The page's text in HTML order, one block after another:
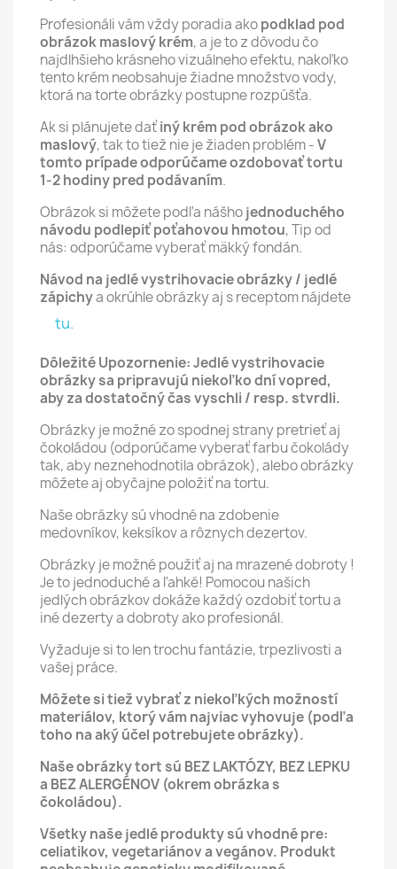
Profesionáli vám vždy poradia akopodklad pod
obrázok maslový krém, a je to z dôvodu čo
najdlhšieho krásneho vizuálneho efektu, nakoľko
tento krém neobsahuje žiadne množstvo vody,
ktorá na torte obrázky postupne rozpúšťa.
Ak si plánujete daťiný krém pod obrázok ako
maslový, tak to tiež nie je žiaden problém -V
tomto prípade odporúčame ozdobovať tortu
1-2 hodiny pred podávaním.
Obrázok si môžete podľa nášhojednoduchého
návodu podlepiť poťahovou hmotou, Tip od
nás: odporúčame vyberať mäkký fondán.
Návod na jedlé vystrihovacie obrázky / jedlé
zápichya okrúhle obrázky aj s receptom nájdete
tu.
Dôležité Upozornenie: Jedlé vystrihovacie
obrázky sa pripravujú niekoľko dní vopred,
aby za dostatočný čas vyschli / resp. stvrdli.
Obrázky je možné zo spodnej strany pretrieť aj
čokoládou (odporúčame vyberať farbu čokolády
tak, aby neznehodnotila obrázok), alebo obrázky
môžete aj obyčajne položiť na tortu.
Naše obrázky sú vhodné na zdobenie
medovníkov, keksíkov a rôznych dezertov.
Obrázky je možné použiť aj na mrazené dobroty !
Je to jednoduché a ľahké! Pomocou našich
jedlých obrázkov dokáže každý ozdobiť tortu a
iné dezerty a dobroty ako profesionál.
Vyžaduje si to len trochu fantázie, trpezlivosti a
vašej práce.
Môžete si tiež vybrať z niekoľkých možností
materiálov, ktorý vám najviac vyhovuje (podľa
toho na aký účel potrebujete obrázky).
Naše obrázky tort sú BEZ LAKTÓZY, BEZ LEPKU
a BEZ ALERGÉNOV (okrem obrázka s
čokoládou).
Všetky naše jedlé produkty sú vhodné pre:
celiatikov, vegetariánov a vegánov. Produkt